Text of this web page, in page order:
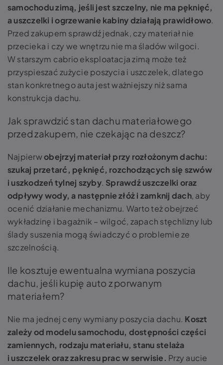
samochodu zimą, jeśli jest szczelny, nie ma pęknięć,
a uszczelki i ogrzewanie kabiny działają prawidłowo.
Przed zakupem sprawdź jednak, czy materiał nie
przecieka i czy we wnętrzu nie ma śladów wilgoci.
W starszym cabrio eksploatacja zimą może też
przyspieszać zużycie poszycia i uszczelek, dlatego
stan konkretnego auta jest ważniejszy niż sama
konstrukcja dachu.
Jak sprawdzić stan dachu materiałowego
przed zakupem, nie czekając na deszcz?
Najpierwobejrzyj materiał przy rozłożonym dachu:
szukaj przetarć, pęknięć, rozchodzących się szwów
i uszkodzeń tylnej szyby. Sprawdź uszczelki oraz
odpływy wody, a następnie złóż i zamknij dach, aby
ocenić działanie mechanizmu. Warto też obejrzeć
wykładzinę i bagażnik – wilgoć, zapach stęchlizny lub
ślady suszenia mogą świadczyć o problemie ze
szczelnością.
Ile kosztuje ewentualna wymiana poszycia
dachu, jeśli kupię auto z porwanym
materiałem?
Nie ma jednej ceny wymiany poszycia dachu. Koszt
zależy od modelu samochodu, dostępności części
zamiennych, rodzaju materiału, stanu stelaża
i uszczelek oraz zakresu prac w serwisie. Przy aucie